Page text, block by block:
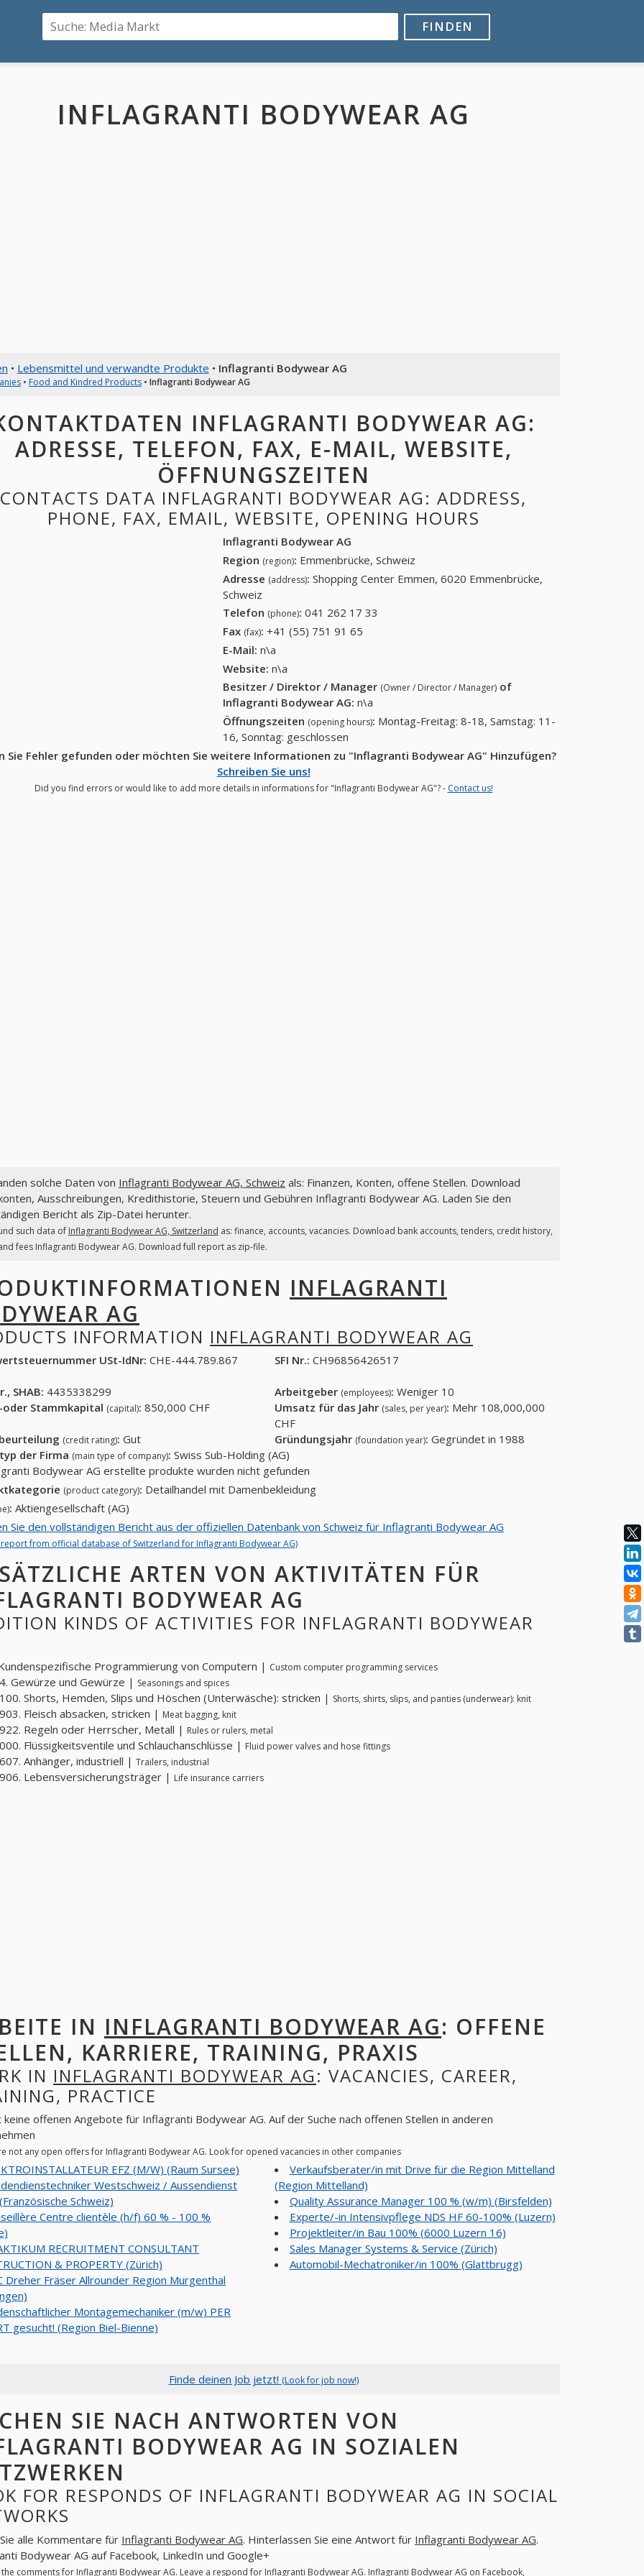
FINDEN
INFLAGRANTI BODYWEAR AG
• Lebensmittel und verwandte Produkte • Inflagranti Bodywear AG
• Food and Kindred Products• Inflagranti Bodywear AG
INFLAGRANTI BODYWEAR AG:
ADRESSE, TELEFON, FAX, E-MAIL, WEBSITE,
ÖFFNUNGSZEITEN
CONTACTS DATA INFLAGRANTI BODYWEAR AG: ADDRESS,
PHONE, FAX, EMAIL, WEBSITE, OPENING HOURS
Inflagranti Bodywear AG
Region (region): Emmenbrücke, Schweiz
Adresse (address): Shopping Center Emmen, 6020 Emmenbrücke,
Schweiz
Telefon (phone): 041 262 17 33
Fax (fax): +41 (55) 751 91 65
E-Mail: n\a
Website: n\a
Besitzer / Direktor / Manager (Owner / Director / Manager) of
Inflagranti Bodywear AG: n\a
Öffnungszeiten (opening hours): Montag-Freitag: 8-18, Samstag: 11-
16, Sonntag: geschlossen
Sie Fehler gefunden oder möchten Sie weitere Informationen zu "Inflagranti Bodywear AG" Hinzufügen?
Schreiben Sie uns!
Did you find errors or would like to add more details in informations for "Inflagranti Bodywear AG"? - Contact us!
solche Daten von Inflagranti Bodywear AG, Schweiz als: Finanzen, Konten, offene Stellen. Download
Ausschreibungen, Kredithistorie, Steuern und Gebühren Inflagranti Bodywear AG. Laden Sie den
Bericht als Zip-Datei herunter.
such data of Inflagranti Bodywear AG, Switzerland as: finance, accounts, vacancies. Download bank accounts, tenders, credit history,
fees Inflagranti Bodywear AG. Download full report as zip-file.
INFLAGRANTI
AG
INFORMATION INFLAGRANTI BODYWEAR AG
USt-IdNr: CHE-444.789.867
SFI Nr.: CH96856426517
SHAB: 4435338299 Arbeitgeber (employees): Weniger 10
oder Stammkapital (capital): 850,000 CHF Umsatz für das Jahr (sales, per year): Mehr 108,000,000
CHF
(credit rating): Gut Gründungsjahr (foundation year): Gegründet in 1988
der Firma (main type of company): Swiss Sub-Holding (AG)
Bodywear AG erstellte produkte wurden nicht gefunden
(product category): Detailhandel mit Damenbekleidung
: Aktiengesellschaft (AG)
Sie den vollständigen Bericht aus der offiziellen Datenbank von Schweiz für Inflagranti Bodywear AG
report from official database of Switzerland for Inflagranti Bodywear AG)
ARTEN VON AKTIVITÄTEN FÜR
BODYWEAR AG
KINDS OF ACTIVITIES FOR INFLAGRANTI BODYWEAR
Programmierung von Computern | Custom computer programming services
Gewürze und Gewürze | Seasonings and spices
Shorts, Hemden, Slips und Höschen (Unterwäsche): stricken | Shorts, shirts, slips, and panties (underwear): knit
Fleisch absacken, stricken | Meat bagging, knit
Regeln oder Herrscher, Metall | Rules or rulers, metal
Flüssigkeitsventile und Schlauchanschlüsse | Fluid power valves and hose fittings
Anhänger, industriell | Trailers, industrial
Lebensversicherungsträger | Life insurance carriers
IN INFLAGRANTI BODYWEAR AG: OFFENE
KARRIERE, TRAINING, PRAXIS
IN INFLAGRANTI BODYWEAR AG: VACANCIES, CAREER,
PRACTICE
keine offenen Angebote für Inflagranti Bodywear AG. Auf der Suche nach offenen Stellen in anderen
not any open offers for Inflagranti Bodywear AG. Look for opened vacancies in other companies
EFZ (M/W) (Raum Sursee)
Westschweiz / Aussendienst
Schweiz)
Centre clientèle (h/f) 60 % - 100 %
RECRUITMENT CONSULTANT
& PROPERTY (Zürich)
Dreher Fräser Allrounder Region Murgenthal
Montagemechaniker (m/w) PER
gesucht! (Region Biel-Bienne)
Verkaufsberater/in mit Drive für die Region Mittelland
(Region Mittelland)
Quality Assurance Manager 100 % (w/m) (Birsfelden)
Experte/-in Intensivpflege NDS HF 60-100% (Luzern)
Projektleiter/in Bau 100% (6000 Luzern 16)
Sales Manager Systems & Service (Zürich)
Automobil-Mechatroniker/in 100% (Glattbrugg)
Finde deinen Job jetzt! (Look for job now!)
SIE NACH ANTWORTEN VON
BODYWEAR AG IN SOZIALEN
FOR RESPONDS OF INFLAGRANTI BODYWEAR AG IN SOCIAL
alle Kommentare für Inflagranti Bodywear AG. Hinterlassen Sie eine Antwort für Inflagranti Bodywear AG.
Bodywear AG auf Facebook, LinkedIn und Google+
the comments for Inflagranti Bodywear AG. Leave a respond for Inflagranti Bodywear AG. Inflagranti Bodywear AG on Facebook,